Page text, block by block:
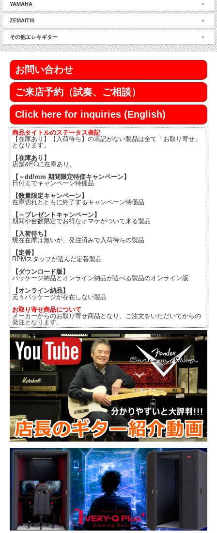
YAMAHA
ZEMAITIS
その他エレキギター
お問い合わせ
ご来店予約（試奏、ご相談）
Click here for inquiries (English)
商品タイトルのステータス表記
【在庫あり】【入荷待ち】の表記がない製品は全て「お取り寄せ」
となります。
【在庫あり】
店舗&ECに在庫あり。
【～dd/mm 期間限定特価キャンペーン】
日付までキャンペーン特価品
【数量限定キャンペーン】
在庫切れとともに終了するキャンペーン特価品
【～プレゼントキャンペーン】
期間や台数限定でお得なオマケがついて来る製品
【入荷待ち】
現在在庫は無いが、発注済みで入荷待ちの製品
【定番】
RPMスタッフが選んだ定番製品
【ダウンロード版】
パッケージ納品とオンライン納品が選べる製品のオンライン版
【オンライン納品】
元々パッケージが存在しない製品
お取り寄せ商品について
メーカーからのお取り寄せ商品となり、ご注文をいただいてからの
発注となります。